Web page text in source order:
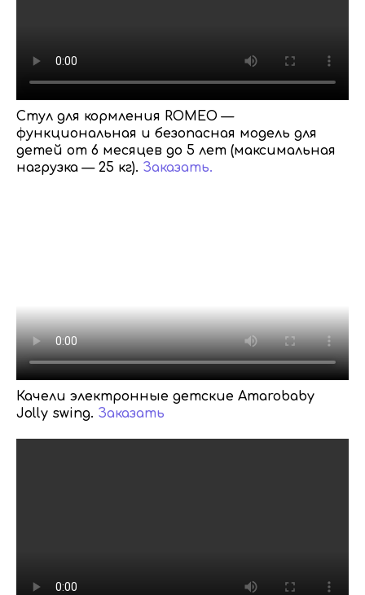
Стул для кормления ROMEO —
функциональная и безопасная модель для
детей от 6 месяцев до 5 лет (максимальная
нагрузка — 25 кг). Заказать.
Качели электронные детские Amarobaby
Jolly swing. Заказать